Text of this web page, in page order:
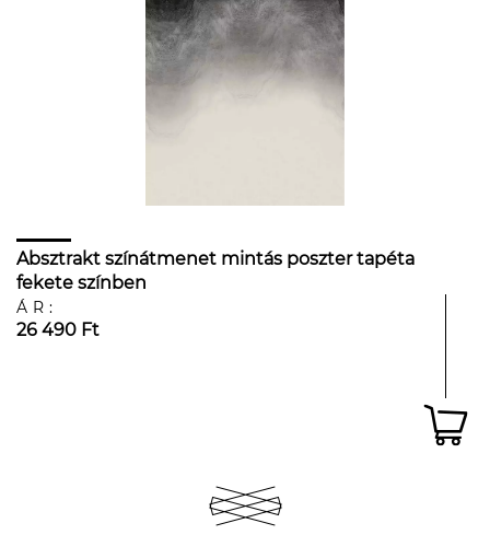
Absztrakt színátmenet mintás poszter tapéta
fekete színben
ÁR:
26 490 Ft